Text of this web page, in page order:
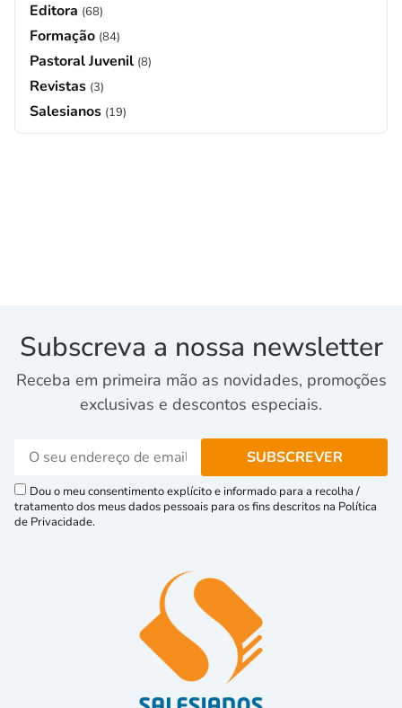
Editora (68)
Formação (84)
Pastoral Juvenil (8)
Revistas (3)
Salesianos (19)
Subscreva a nossa newsletter
Receba em primeira mão as novidades, promoções
exclusivas e descontos especiais.
Dou o meu consentimento explícito e informado para a recolha /
tratamento dos meus dados pessoais para os fins descritos na Política
de Privacidade.